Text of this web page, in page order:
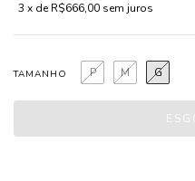
3 x deR$666,00 sem juros
TAMANHO G
M
P